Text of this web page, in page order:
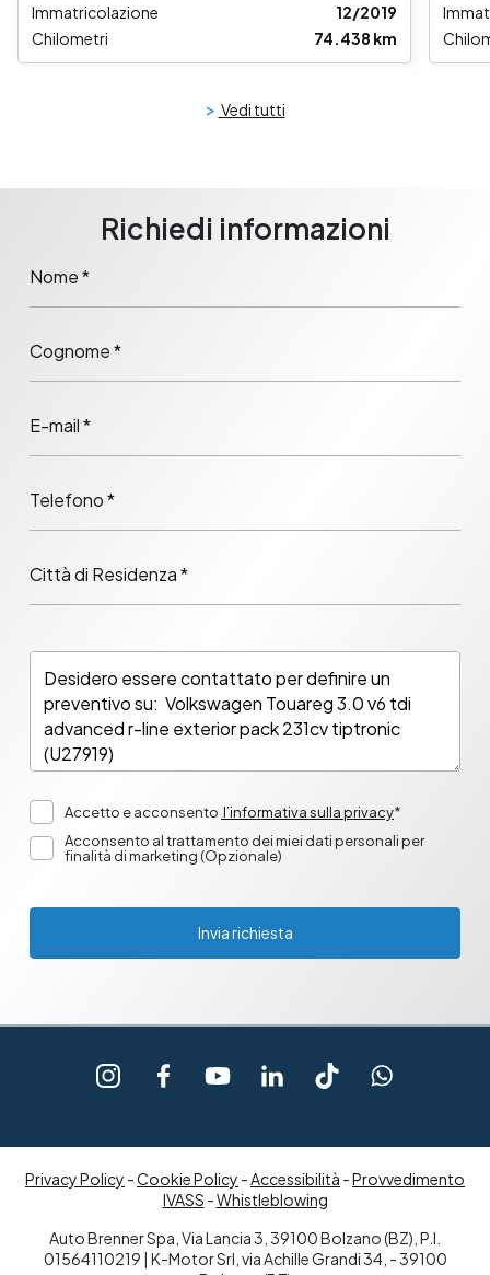
Immatricolazione
12/2019
Chilometri
74.438 km
> Vedi tutti
Richiedi informazioni
Nome *
Cognome *
E-mail *
Telefono *
Città di Residenza *
Accetto e acconsento l’informativa sulla privacy*
Acconsento al trattamento dei miei dati personali per
finalità di marketing (Opzionale)
Invia richiesta
Privacy Policy -Cookie Policy -Accessibilità -Provvedimento
IVASS -Whistleblowing
Auto Brenner Spa, Via Lancia 3, 39100 Bolzano (BZ), P.I.
01564110219 | K-Motor Srl, via Achille Grandi 34, - 39100